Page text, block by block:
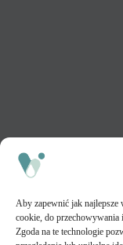
Aby zapewnić jak
cookie, do przechowywania
Zgoda na te technologie